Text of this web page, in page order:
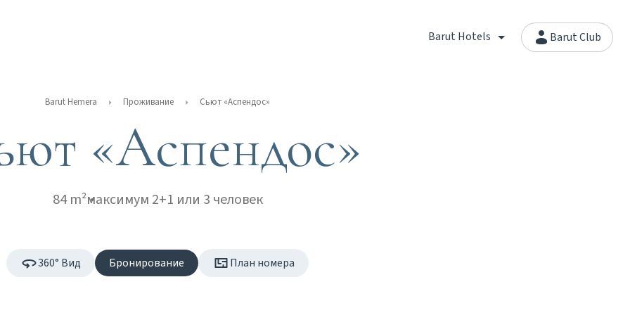
Barut Hotels Barut Club
Barut Hemera Проживание Сьют «Аспендос»
«Аспендос»
84 m²максимум 2+1 или 3 человек
360° Вид Бронирование План номера